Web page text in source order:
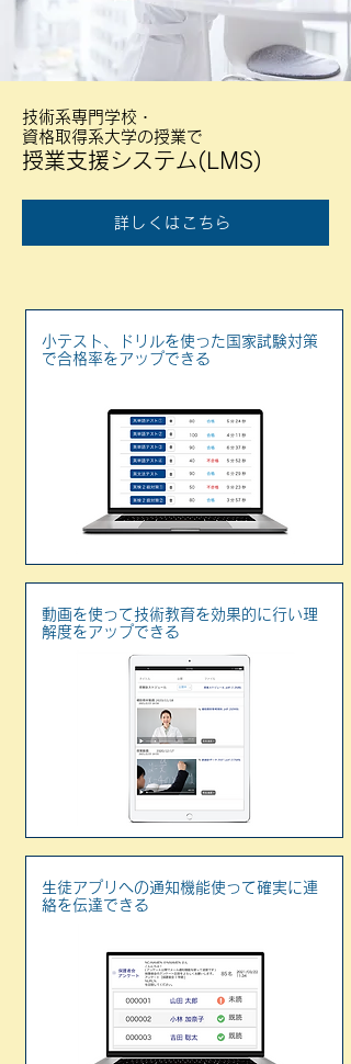
技術系専門学校・
資格取得系大学の授業で
授業支援システム(LMS)
詳しくはこちら
小テスト、ドリルを使った国家試験対策
で合格率をアップできる
動画を使って技術教育を効果的に行い理
解度をアップできる
生徒アプリへの通知機能使って確実に連
絡を伝達できる